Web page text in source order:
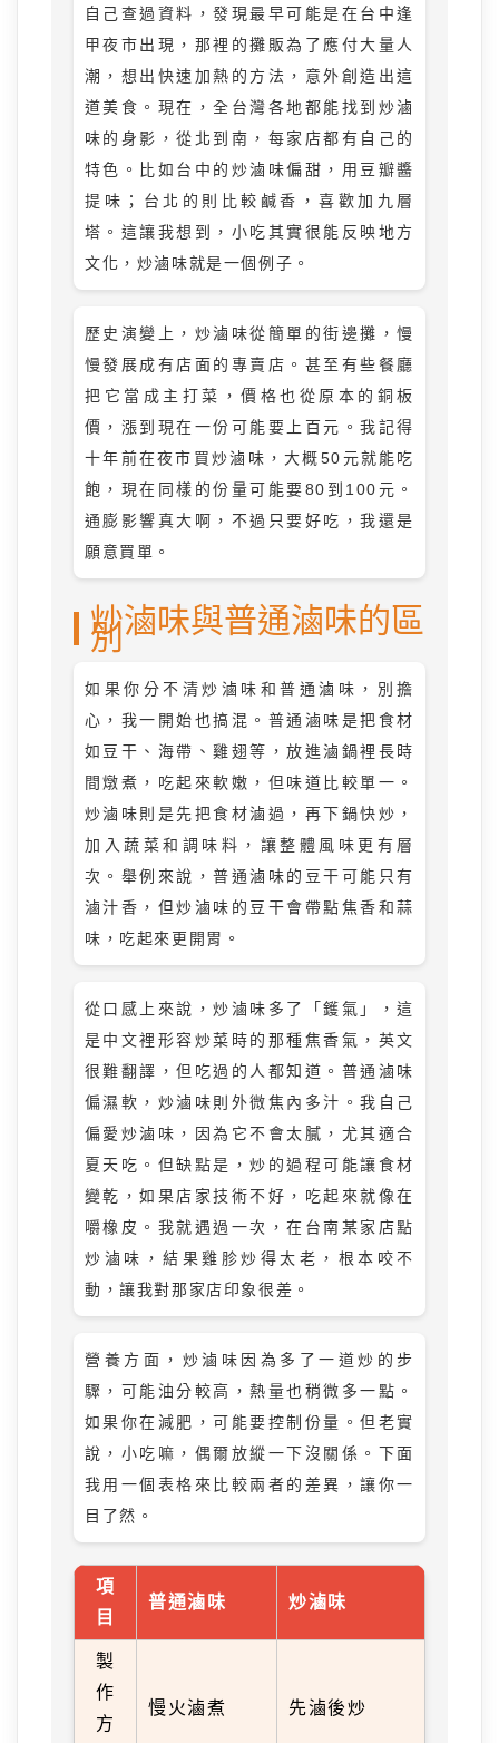
自己查過資料，發現最早可能是在台中逢
甲夜市出現，那裡的攤販為了應付大量人
潮，想出快速加熱的方法，意外創造出這
道美食。現在，全台灣各地都能找到炒滷
味的身影，從北到南，每家店都有自己的
特色。比如台中的炒滷味偏甜，用豆瓣醬
提味；台北的則比較鹹香，喜歡加九層
塔。這讓我想到，小吃其實很能反映地方
文化，炒滷味就是一個例子。
歷史演變上，炒滷味從簡單的街邊攤，慢
慢發展成有店面的專賣店。甚至有些餐廳
把它當成主打菜，價格也從原本的銅板
價，漲到現在一份可能要上百元。我記得
十年前在夜市買炒滷味，大概50元就能吃
飽，現在同樣的份量可能要80到100元。
通膨影響真大啊，不過只要好吃，我還是
願意買單。
炒滷味與普通滷味的區
別
如果你分不清炒滷味和普通滷味，別擔
心，我一開始也搞混。普通滷味是把食材
如豆干、海帶、雞翅等，放進滷鍋裡長時
間燉煮，吃起來軟嫩，但味道比較單一。
炒滷味則是先把食材滷過，再下鍋快炒，
加入蔬菜和調味料，讓整體風味更有層
次。舉例來說，普通滷味的豆干可能只有
滷汁香，但炒滷味的豆干會帶點焦香和蒜
味，吃起來更開胃。
從口感上來說，炒滷味多了「鑊氣」，這
是中文裡形容炒菜時的那種焦香氣，英文
很難翻譯，但吃過的人都知道。普通滷味
偏濕軟，炒滷味則外微焦內多汁。我自己
偏愛炒滷味，因為它不會太膩，尤其適合
夏天吃。但缺點是，炒的過程可能讓食材
變乾，如果店家技術不好，吃起來就像在
嚼橡皮。我就遇過一次，在台南某家店點
炒滷味，結果雞胗炒得太老，根本咬不
動，讓我對那家店印象很差。
營養方面，炒滷味因為多了一道炒的步
驟，可能油分較高，熱量也稍微多一點。
如果你在減肥，可能要控制份量。但老實
說，小吃嘛，偶爾放縱一下沒關係。下面
我用一個表格來比較兩者的差異，讓你一
目了然。
項
目
普通滷味 炒滷味
製
作
方
慢火滷煮 先滷後炒